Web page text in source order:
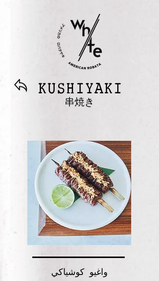
KUSHIYAKI
串焼き
واغيو كوشياكي